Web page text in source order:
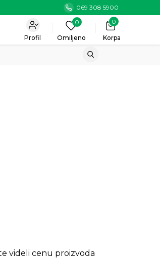
069 308 5900
Korpa
0
0
Omiljeno
Profil
videli cenu proizvoda